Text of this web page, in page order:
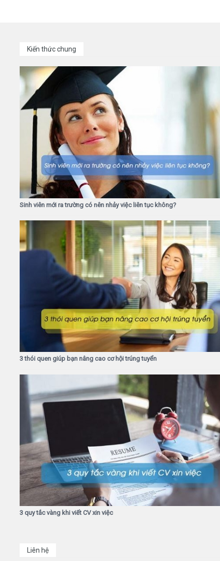
Kiến thức chung
Sinh viên mới ra trường có nên nhảy việc liên tục không?
3 thói quen giúp bạn nâng cao cơ hội trúng tuyển
3 quy tắc vàng khi viết CV xin việc
Liên hệ